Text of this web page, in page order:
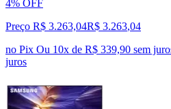
4% OFF
Preço R$ 3.263,04R$ 3.263,04
no Pix Ou 10x de R$ 339,90 sem
juros